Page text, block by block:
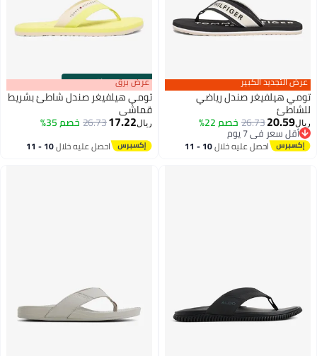
2
عرض التجديد الكبير
تومي هيلفيغر صندل رياضي
للشاطئ
ريال20.59
26.73خصم 22%
أقل سعر في 7 يوم
أقل سعر في 7 يوماحصل عليه خلال 10 - 11
00m:00s
·باقي 100%
2
عرض برق
تومي هيلفيغر صندل شاطئ بشريط
قماشي
ريال17.22
26.73خصم 35%
احصل عليه خلال 10 - 11